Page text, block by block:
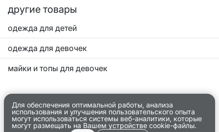
другие товары
одежда для детей
одежда для девочек
майки и топы для девочек
Для обеспечения оптимальной работы, анализа
использования и улучшения пользовательского опыта
могут использоваться системы веб-аналитики, которые
могут размещать на Вашем устройстве cookie-файлы.